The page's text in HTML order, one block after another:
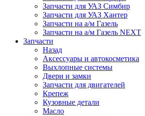
Запчасти для УАЗ Симбир
Запчасти для УАЗ Хантер
Запчасти на а/м Газель
Запчасти на а/м Газель NEXT
Запчасти
Назад
Аксессуары и автокосметика
Выхлопные системы
Двери и замки
Запчасти для двигателей
Крепеж
Кузовные детали
Масло